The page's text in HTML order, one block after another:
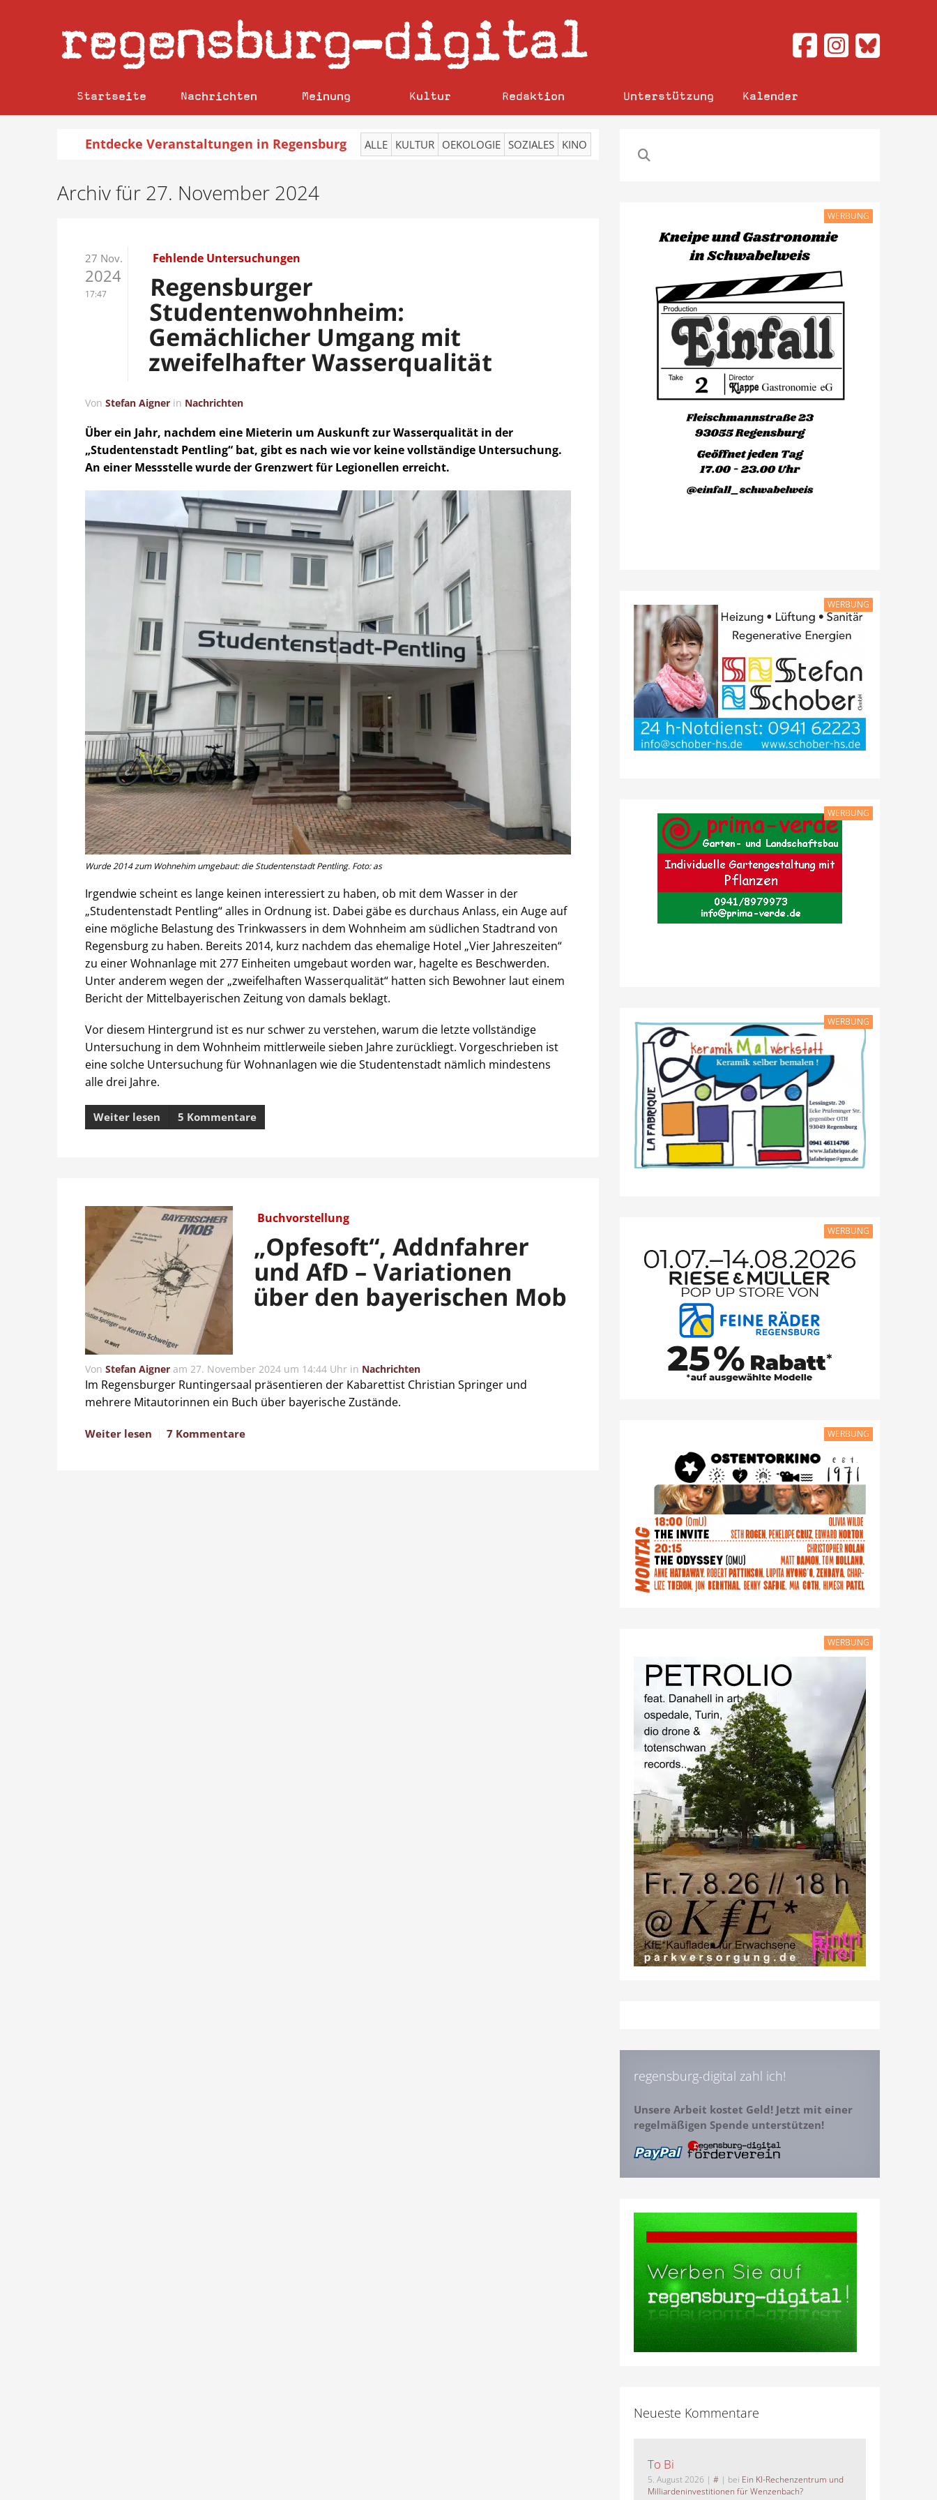
regensburg–digital
Startseite Nachrichten Meinung Kultur Redaktion Unterstützung Kalender
Entdecke Veranstaltungen in Regensburg ALLE KULTUR OEKOLOGIE SOZIALES KINO
Archiv für 27. November 2024
27 Nov.
2024
17:47
Fehlende Untersuchungen
Regensburger
Studentenwohnheim:
Gemächlicher Umgang mit
zweifelhafter Wasserqualität
Von Stefan Aigner in Nachrichten
Über ein Jahr, nachdem eine Mieterin um Auskunft zur Wasserqualität in der
„Studentenstadt Pentling“ bat, gibt es nach wie vor keine vollständige Untersuchung.
An einer Messstelle wurde der Grenzwert für Legionellen erreicht.
Wurde 2014 zum Wohnehim umgebaut: die Studentenstadt Pentling. Foto: as
Irgendwie scheint es lange keinen interessiert zu haben, ob mit dem Wasser in der
„Studentenstadt Pentling“ alles in Ordnung ist. Dabei gäbe es durchaus Anlass, ein Auge auf
eine mögliche Belastung des Trinkwassers in dem Wohnheim am südlichen Stadtrand von
Regensburg zu haben. Bereits 2014, kurz nachdem das ehemalige Hotel „Vier Jahreszeiten“
zu einer Wohnanlage mit 277 Einheiten umgebaut worden war, hagelte es Beschwerden.
Unter anderem wegen der „zweifelhaften Wasserqualität“ hatten sich Bewohner laut einem
Bericht der Mittelbayerischen Zeitung von damals beklagt.
Vor diesem Hintergrund ist es nur schwer zu verstehen, warum die letzte vollständige
Untersuchung in dem Wohnheim mittlerweile sieben Jahre zurückliegt. Vorgeschrieben ist
eine solche Untersuchung für Wohnanlagen wie die Studentenstadt nämlich mindestens
alle drei Jahre.
Weiter lesen 5 Kommentare
Buchvorstellung
„Opfesoft“, Addnfahrer
und AfD – Variationen
über den bayerischen Mob
Von Stefan Aigner am 27. November 2024 um 14:44 Uhr in Nachrichten
Im Regensburger Runtingersaal präsentieren der Kabarettist Christian Springer und
mehrere Mitautorinnen ein Buch über bayerische Zustände.
Weiter lesen 7 Kommentare
WERBUNG
WERBUNG
WERBUNG
WERBUNG
WERBUNG
WERBUNG
WERBUNG
regensburg-digital zahl ich!
Unsere Arbeit kostet Geld! Jetzt mit einer
regelmäßigen Spende unterstützen!
Neueste Kommentare
To Bi
5. August 2026 | #| bei Ein KI-Rechenzentrum und
Milliardeninvestitionen für Wenzenbach?